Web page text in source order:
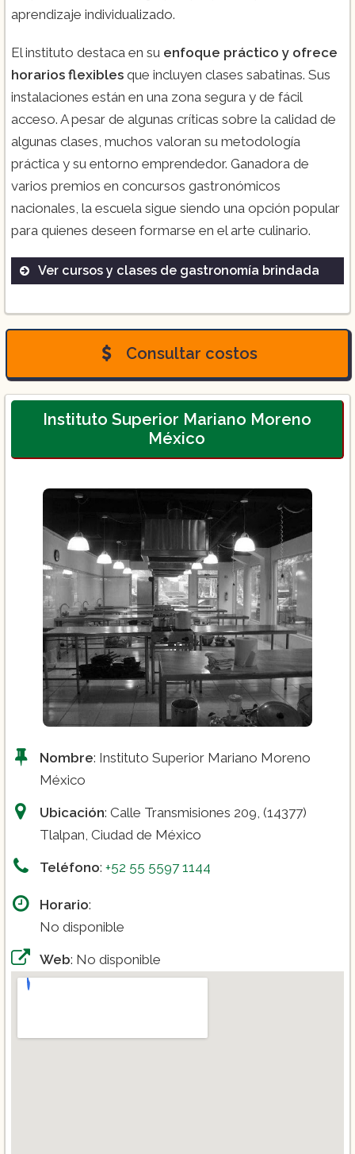
aprendizaje individualizado.
El instituto destaca en su enfoque práctico y ofrece
horarios flexibles que incluyen clases sabatinas. Sus
instalaciones están en una zona segura y de fácil
acceso. A pesar de algunas críticas sobre la calidad de
algunas clases, muchos valoran su metodología
práctica y su entorno emprendedor. Ganadora de
varios premios en concursos gastronómicos
nacionales, la escuela sigue siendo una opción popular
para quienes deseen formarse en el arte culinario.
Ver cursos y clases de gastronomía brindada
Licenciatura en Gastronomía
Maestrías
Chef Repostero
Bartender Profesional
Gestión y Dirección de Restaurantes
Consultar costos
Instituto Superior Mariano Moreno
México
Nombre: Instituto Superior Mariano Moreno
México
Ubicación: Calle Transmisiones 209, (14377)
Tlalpan, Ciudad de México
Teléfono: +52 55 5597 1144
Horario:
No disponible
Web: No disponible